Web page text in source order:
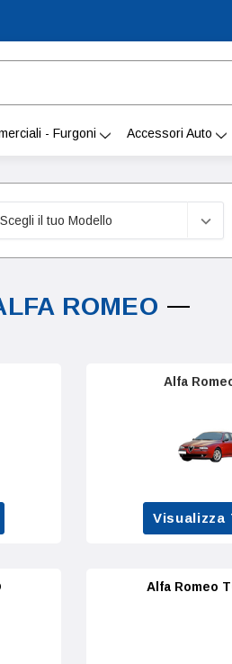
- Furgoni Accessori Auto
ROMEO
Alfa
Visualizza
Alfa Romeo